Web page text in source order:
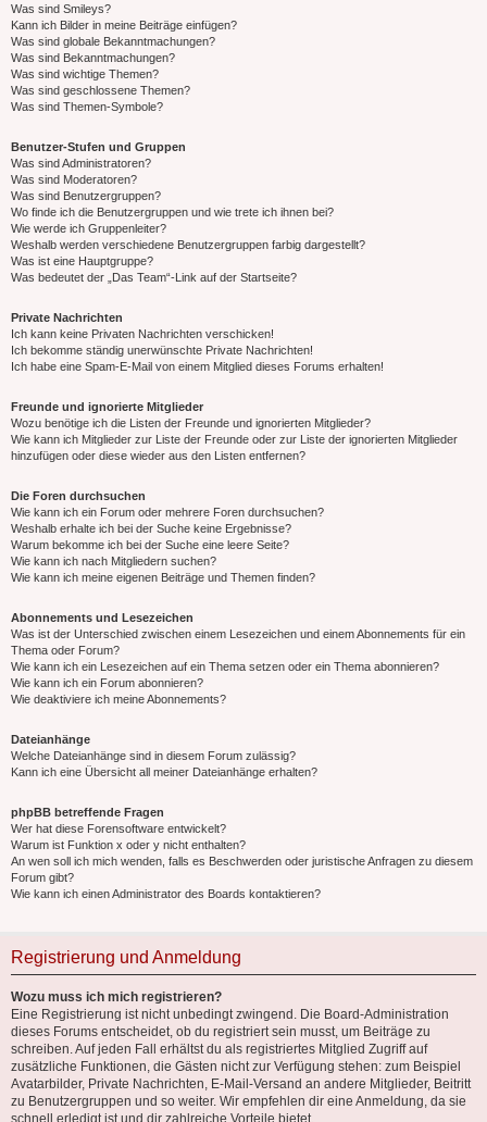
Was sind Smileys?
Kann ich Bilder in meine Beiträge einfügen?
Was sind globale Bekanntmachungen?
Was sind Bekanntmachungen?
Was sind wichtige Themen?
Was sind geschlossene Themen?
Was sind Themen-Symbole?
Benutzer-Stufen und Gruppen
Was sind Administratoren?
Was sind Moderatoren?
Was sind Benutzergruppen?
Wo finde ich die Benutzergruppen und wie trete ich ihnen bei?
Wie werde ich Gruppenleiter?
Weshalb werden verschiedene Benutzergruppen farbig dargestellt?
Was ist eine Hauptgruppe?
Was bedeutet der „Das Team“-Link auf der Startseite?
Private Nachrichten
Ich kann keine Privaten Nachrichten verschicken!
Ich bekomme ständig unerwünschte Private Nachrichten!
Ich habe eine Spam-E-Mail von einem Mitglied dieses Forums erhalten!
Freunde und ignorierte Mitglieder
Wozu benötige ich die Listen der Freunde und ignorierten Mitglieder?
Wie kann ich Mitglieder zur Liste der Freunde oder zur Liste der ignorierten Mitglieder
hinzufügen oder diese wieder aus den Listen entfernen?
Die Foren durchsuchen
Wie kann ich ein Forum oder mehrere Foren durchsuchen?
Weshalb erhalte ich bei der Suche keine Ergebnisse?
Warum bekomme ich bei der Suche eine leere Seite?
Wie kann ich nach Mitgliedern suchen?
Wie kann ich meine eigenen Beiträge und Themen finden?
Abonnements und Lesezeichen
Was ist der Unterschied zwischen einem Lesezeichen und einem Abonnements für ein
Thema oder Forum?
Wie kann ich ein Lesezeichen auf ein Thema setzen oder ein Thema abonnieren?
Wie kann ich ein Forum abonnieren?
Wie deaktiviere ich meine Abonnements?
Dateianhänge
Welche Dateianhänge sind in diesem Forum zulässig?
Kann ich eine Übersicht all meiner Dateianhänge erhalten?
phpBB betreffende Fragen
Wer hat diese Forensoftware entwickelt?
Warum ist Funktion x oder y nicht enthalten?
An wen soll ich mich wenden, falls es Beschwerden oder juristische Anfragen zu diesem
Forum gibt?
Wie kann ich einen Administrator des Boards kontaktieren?
Registrierung und Anmeldung
Wozu muss ich mich registrieren?
Eine Registrierung ist nicht unbedingt zwingend. Die Board-Administration
dieses Forums entscheidet, ob du registriert sein musst, um Beiträge zu
schreiben. Auf jeden Fall erhältst du als registriertes Mitglied Zugriff auf
zusätzliche Funktionen, die Gästen nicht zur Verfügung stehen: zum Beispiel
Avatarbilder, Private Nachrichten, E-Mail-Versand an andere Mitglieder, Beitritt
zu Benutzergruppen und so weiter. Wir empfehlen dir eine Anmeldung, da sie
schnell erledigt ist und dir zahlreiche Vorteile bietet.